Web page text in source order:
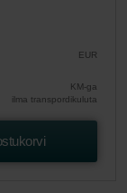
EUR
KM-ga
ilma transpordikuluta